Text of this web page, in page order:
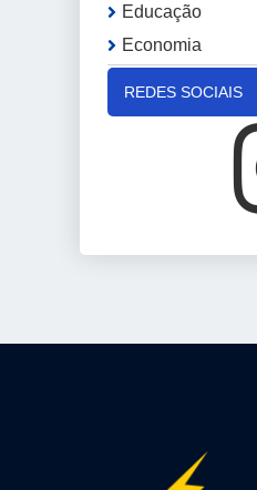
Educação
Economia
REDES SOCIAIS